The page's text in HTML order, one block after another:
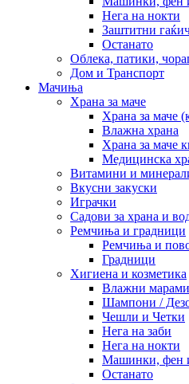
Нега на нокти
Заштитни
Останато
Облека, патики,
Дом и Транспорт
Мачиња
Храна за маче
Храна за маче
Влажна храна
Храна за маче
Медицинска
Витамини и
Вкусни закуски
Играчки
Садови за храна и
Ремчиња и градници
Ремчиња и
Градници
Хигиена и козметика
Влажни марами
Шампони /
Чешли и Четки
Нега на заби
Нега на нокти
Машинки, фен
Останато